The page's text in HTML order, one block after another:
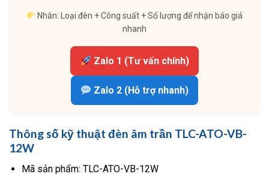
Nhắn: Loại đèn + Công suất + Số lượng để nhận báo giá
nhanh
Zalo 1 (Tư vấn chính)
Zalo 2 (Hỗ trợ nhanh)
Thông số kỹ thuật đèn âm trần TLC-ATO-VB-
12W
Mã sản phẩm: TLC-ATO-VB-12W